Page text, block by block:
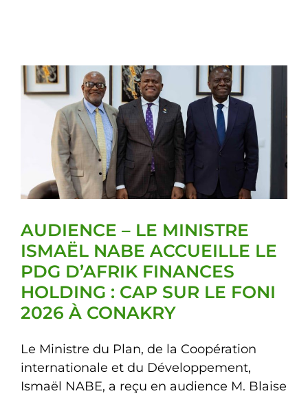
AUDIENCE – LE MINISTRE
ISMAËL NABE ACCUEILLE LE
PDG D’AFRIK FINANCES
HOLDING : CAP SUR LE FONI
2026 À CONAKRY
Le Ministre du Plan, de la Coopération
internationale et du Développement,
Ismaël NABE, a reçu en audience M. Blaise